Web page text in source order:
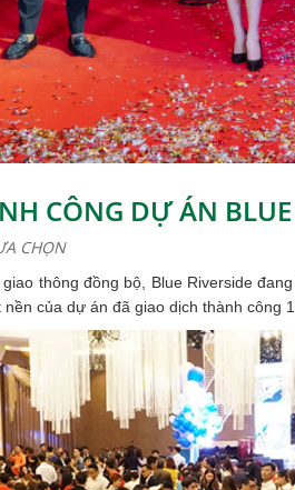
CÔNG DỰ ÁN BLUE
CHỌN
thông đồng bộ, Blue Riverside
của dự án đã giao dịch thành công